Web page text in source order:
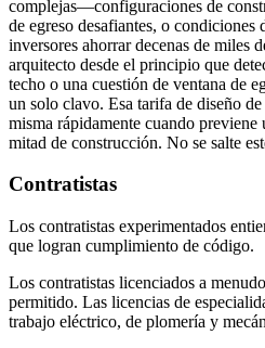
complejas—configuraciones de
de egreso desafiantes, o
inversores ahorrar decenas de miles
arquitecto desde el principio que
techo o una cuestión de ventana de
un solo clavo. Esa tarifa de diseño
misma rápidamente cuando
mitad de construcción. No se salte
Contratistas
Los contratistas experimentados
que logran cumplimiento de código.
Los contratistas licenciados a
permitido. Las licencias de
trabajo eléctrico, de plomería y